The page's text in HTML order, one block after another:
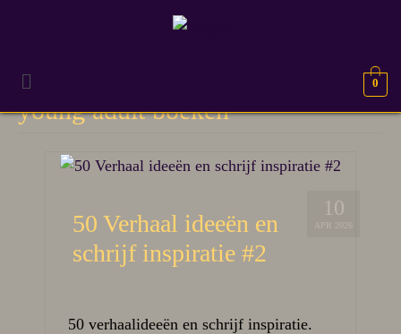
0
young adult boeken
10
APR 2026
50 Verhaal ideeën en
schrijf inspiratie #2
50 verhaalideeën en schrijf inspiratie.